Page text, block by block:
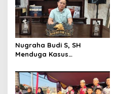
p
o
s
Nugraha Budi S, SH
Menduga Kasus
Penganiayaan Abdul Latif,
Pelaku Dipengaruhi
Narkoba, Tes Urine Mesti